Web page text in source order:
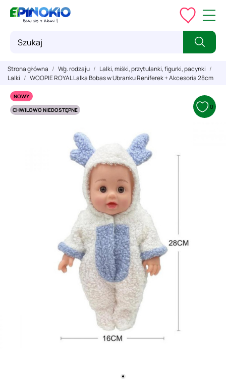
Strona główna Wg. rodzaju
Lalki, miśki, przytulanki, figurki, pacynki
Lalki
WOOPIE ROYAL Lalka Bobas w Ubranku Reniferek + Akcesoria 28cm
NOWY
CHWILOWO NIEDOSTĘPNE
0